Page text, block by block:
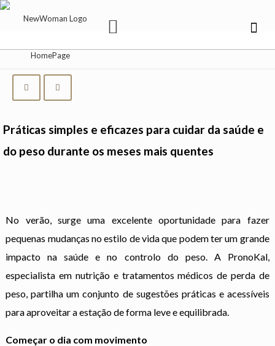
Práticas simples e eficazes para cuidar da saúde e
do peso durante os meses mais quentes
No verão, surge uma excelente oportunidade para fazer
pequenas mudanças no estilo de vida que podem ter um grande
impacto na saúde e no controlo do peso. A PronoKal,
especialista em nutrição e tratamentos médicos de perda de
peso, partilha um conjunto de sugestões práticas e acessíveis
para aproveitar a estação de forma leve e equilibrada.
Começar o dia com movimento